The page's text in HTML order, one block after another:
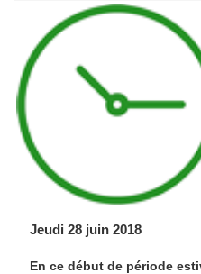
Jeudi 28 juin 2018
En ce début de période